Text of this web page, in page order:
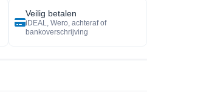
Veilig betalen
iDEAL, Wero, achteraf of
bankoverschrijving